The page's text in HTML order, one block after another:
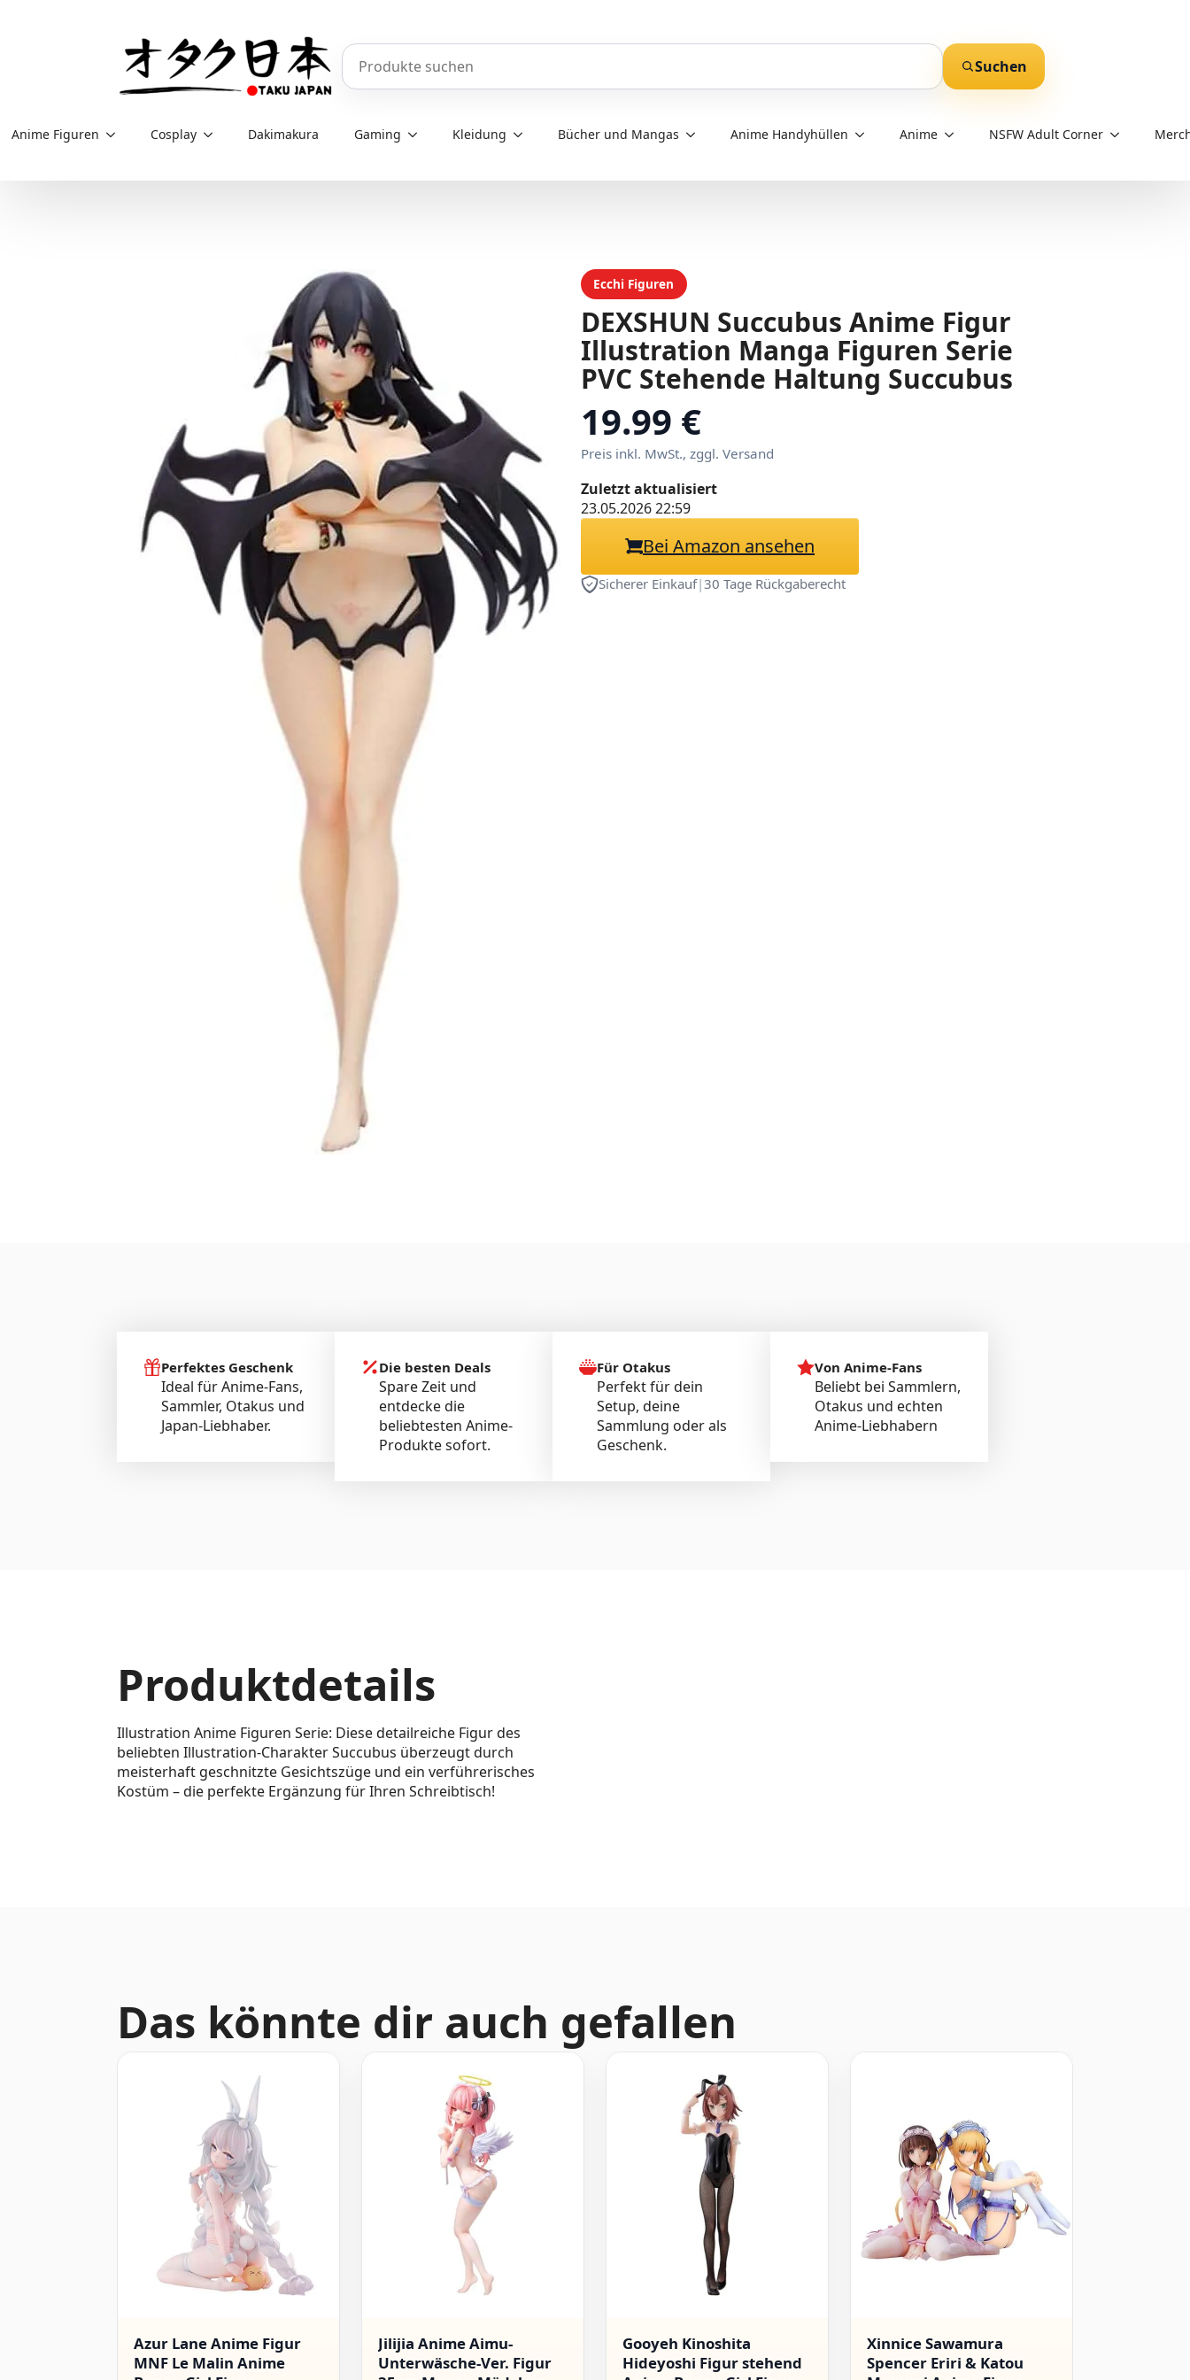
Produkte durchsuchen
Suchen
Anime Figuren Cosplay Dakimakura Gaming Kleidung Bücher und Mangas Anime Handyhüllen Anime NSFW Adult Corner
Ecchi Figuren
DEXSHUN Succubus Anime Figur
Illustration Manga Figuren Serie
PVC Stehende Haltung Succubus
Actionfigur Sammlerstück Modell
Desktop Dekoration 26cm
19.99 €
Preis inkl. MwSt., zggl. Versand
Zuletzt aktualisiert
23.05.2026 22:59
Bei Amazon ansehen
Sicherer Einkauf|30 Tage Rückgaberecht
Perfektes Geschenk
Ideal für Anime-Fans,
Sammler, Otakus und
Japan-Liebhaber.
Die besten Deals
Spare Zeit und
entdecke die
beliebtesten Anime-
Produkte sofort.
Für Otakus
Perfekt für dein
Setup, deine
Sammlung oder als
Geschenk.
Von Anime-Fans
Beliebt bei Sammlern,
Otakus und echten
Anime-Liebhabern
Produktdetails
Illustration Anime Figuren Serie: Diese detailreiche Figur des
beliebten Illustration-Charakter Succubus überzeugt durch
meisterhaft geschnitzte Gesichtszüge und ein verführerisches
Kostüm – die perfekte Ergänzung für Ihren Schreibtisch!
Das könnte dir auch gefallen
Azur Lane Anime Figur
MNF Le Malin Anime
Jilijia Anime Aimu-
Unterwäsche-Ver. Figur
Gooyeh Kinoshita
Hideyoshi Figur stehend
Xinnice Sawamura
Spencer Eriri & Katou